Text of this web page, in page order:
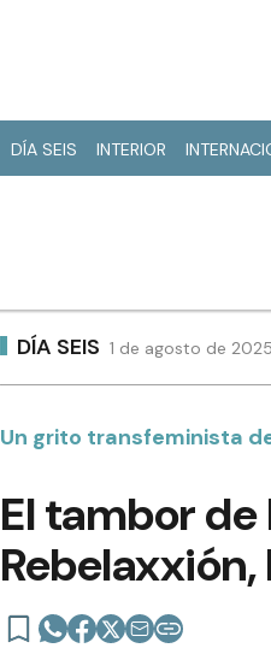
DÍA SEIS INTERIOR
DÍA SEIS 1 de agosto de
Un grito transfeminista
El tambor de
Rebelaxxión,